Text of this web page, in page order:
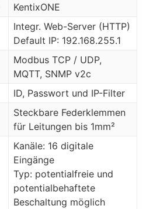
KentixONE
Integr. Web-Server (HTTP)
Default IP: 192.168.255.1
Modbus TCP / UDP,
MQTT, SNMP v2c
ID, Passwort und IP-Filter
Steckbare Federklemmen
für Leitungen bis 1mm²
Kanäle: 16 digitale
Eingänge
Typ: potentialfreie und
potentialbehaftete
Beschaltung möglich